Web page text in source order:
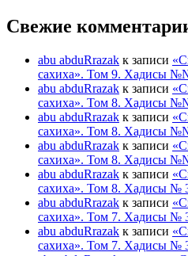
Свежие
abu abduRrazak к записи
сахиха». Том 9. Хадисы
abu abduRrazak к записи
сахиха». Том 8. Хадисы
abu abduRrazak к записи
сахиха». Том 8. Хадисы
abu abduRrazak к записи
сахиха». Том 8. Хадисы
abu abduRrazak к записи
сахиха». Том 8. Хадисы №
abu abduRrazak к записи
сахиха». Том 7. Хадисы №
abu abduRrazak к записи
сахиха». Том 7. Хадисы №